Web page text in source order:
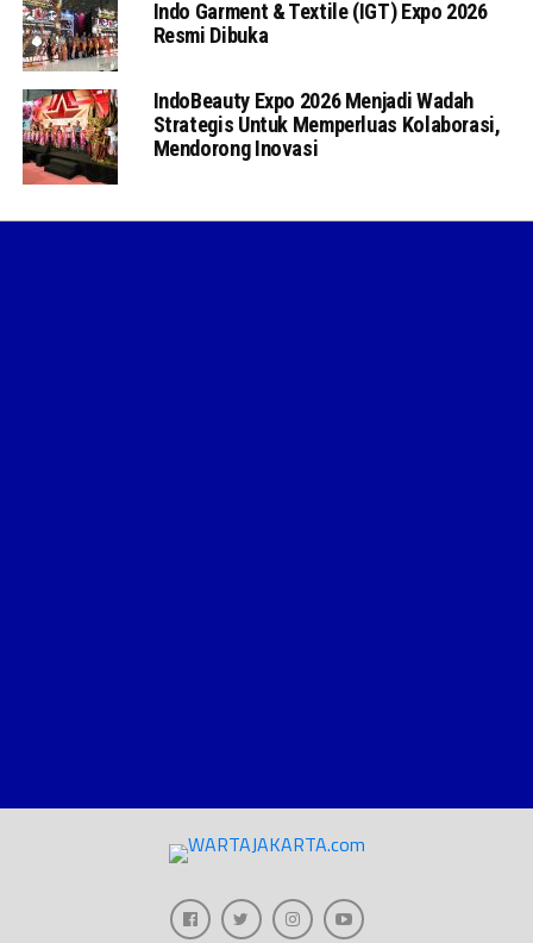
Indo Garment & Textile (IGT) Expo 2026
Resmi Dibuka
IndoBeauty Expo 2026 Menjadi Wadah
Strategis Untuk Memperluas Kolaborasi,
Mendorong Inovasi